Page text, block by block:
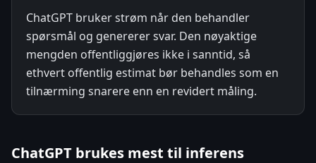
ChatGPT bruker strøm når den behandler
spørsmål og genererer svar. Den nøyaktige
mengden offentliggjøres ikke i sanntid, så
ethvert offentlig estimat bør behandles som en
tilnærming snarere enn en revidert måling.
ChatGPT brukes mest til inferens